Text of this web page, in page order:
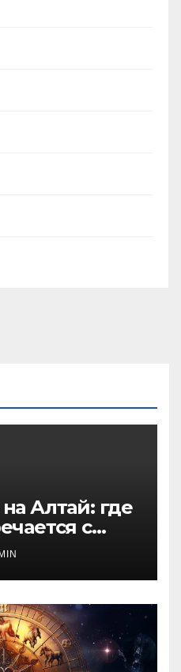
Алтай: где
с